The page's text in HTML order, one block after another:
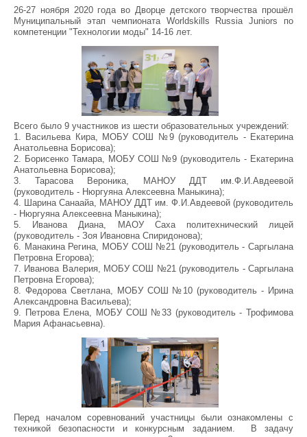
26-27 ноября 2020 года во Дворце детского творчества прошёл
Муниципальный этап чемпионата Worldskills Russia Juniors по
компетенции "Технологии моды" 14-16 лет.
Всего было 9 участников из шести образовательных учреждений:
1. Васильева Кира, МОБУ СОШ №9 (руководитель - Екатерина
Анатольевна Борисова);
2. Борисенко Тамара, МОБУ СОШ №9 (руководитель - Екатерина
Анатольевна Борисова);
3. Тарасова Вероника, МАНОУ ДДТ им.Ф.И.Авдеевой
(руководитель - Нюргуяна Алексеевна Маныкина);
4. Шарина Санаайа, МАНОУ ДДТ им. Ф.И.Авдеевой (руководитель
- Нюргуяна Алексеевна Маныкина);
5. Иванова Диана, МАОУ Саха политехнический лицей
(руководитель - Зоя Ивановна Спиридонова);
6. Манакина Регина, МОБУ СОШ №21 (руководитель - Саргылана
Петровна Егорова);
7. Иванова Валерия, МОБУ СОШ №21 (руководитель - Саргылана
Петровна Егорова);
8. Федорова Светлана, МОБУ СОШ №10 (руководитель - Ирина
Александровна Васильева);
9. Петрова Елена, МОБУ СОШ №33 (руководитель - Трофимова
Мария Афанасьевна).
Перед началом соревнований участницы были ознакомлены с
техникой безопасности и конкурсным заданием. В задачу